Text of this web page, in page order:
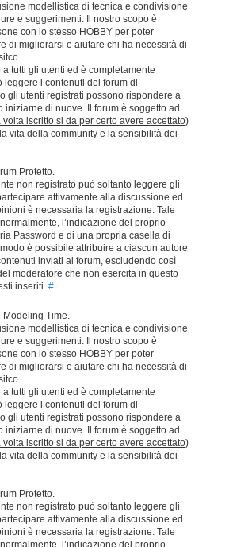
modellistica di tecnica e condivisione
e suggerimenti. Il nostro scopo è
con lo stesso HOBBY per poter
di migliorarsi e aiutare chi ha necessità di
tutti gli utenti ed è completamente
leggere i contenuti del forum di
gli utenti registrati possono rispondere a
iniziarne di nuove. Il forum è soggetto ad
volta iscritto si da per certo avere accettato)
vita della community e la sensibilità dei
Protetto.
non registrato può soltanto leggere gli
attivamente alla discussione ed
è necessaria la registrazione. Tale
l’indicazione del proprio
Password e di una propria casella di
è possibile attribuire a ciascun autore
inviati ai forum, escludendo così
moderatore che non esercita in questo
inseriti. #
Modeling Time.
modellistica di tecnica e condivisione
e suggerimenti. Il nostro scopo è
con lo stesso HOBBY per poter
di migliorarsi e aiutare chi ha necessità di
tutti gli utenti ed è completamente
leggere i contenuti del forum di
gli utenti registrati possono rispondere a
iniziarne di nuove. Il forum è soggetto ad
volta iscritto si da per certo avere accettato)
vita della community e la sensibilità dei
Protetto.
non registrato può soltanto leggere gli
attivamente alla discussione ed
è necessaria la registrazione. Tale
l’indicazione del proprio